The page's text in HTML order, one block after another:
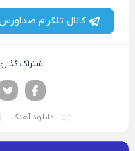
کانال تلگرام صداورس
اشتراک
دانلود آهنگ